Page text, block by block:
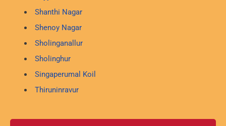
Shanthi Nagar
Shenoy Nagar
Sholinganallur
Sholinghur
Singaperumal Koil
Thiruninravur